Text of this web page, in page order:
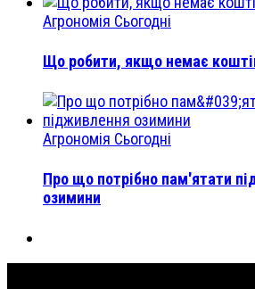
Агрономія Сьогодні
Що робити, якщо немає
Агрономія Сьогодні
Про що потрібно пам'ятати
озимини